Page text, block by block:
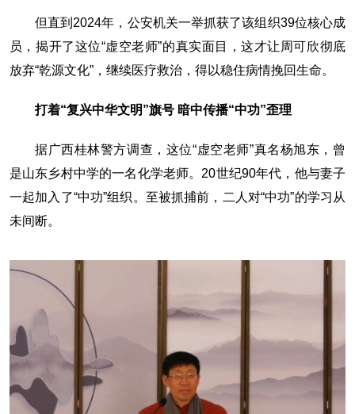
但直到2024年，公安机关一举抓获了该组织39位核心成
员，揭开了这位“虚空老师”的真实面目，这才让周可欣彻底
放弃“乾源文化”，继续医疗救治，得以稳住病情挽回生命。
打着“复兴中华文明”旗号 暗中传播“中功”歪理
据广西桂林警方调查，这位“虚空老师”真名杨旭东，曾
是山东乡村中学的一名化学老师。20世纪90年代，他与妻子
一起加入了“中功”组织。至被抓捕前，二人对“中功”的学习从
未间断。